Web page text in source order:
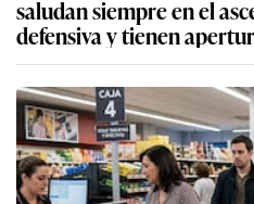
saludan siempre en el
defensiva y tienen